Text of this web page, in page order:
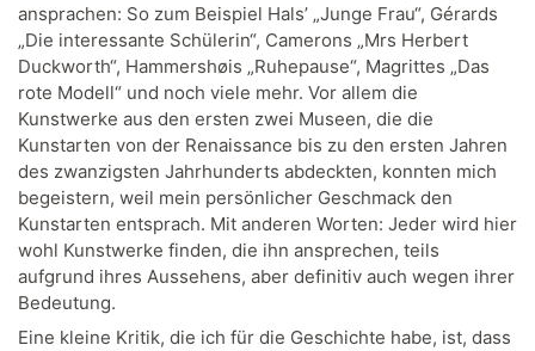
ansprachen: So zum Beispiel Hals’ „Junge Frau“, Gérards
„Die interessante Schülerin“, Camerons „Mrs Herbert
Duckworth“, Hammershøis „Ruhepause“, Magrittes „Das
rote Modell“ und noch viele mehr. Vor allem die
Kunstwerke aus den ersten zwei Museen, die die
Kunstarten von der Renaissance bis zu den ersten Jahren
des zwanzigsten Jahrhunderts abdeckten, konnten mich
begeistern, weil mein persönlicher Geschmack den
Kunstarten entsprach. Mit anderen Worten: Jeder wird hier
wohl Kunstwerke finden, die ihn ansprechen, teils
aufgrund ihres Aussehens, aber definitiv auch wegen ihrer
Bedeutung.
Eine kleine Kritik, die ich für die Geschichte habe, ist, dass